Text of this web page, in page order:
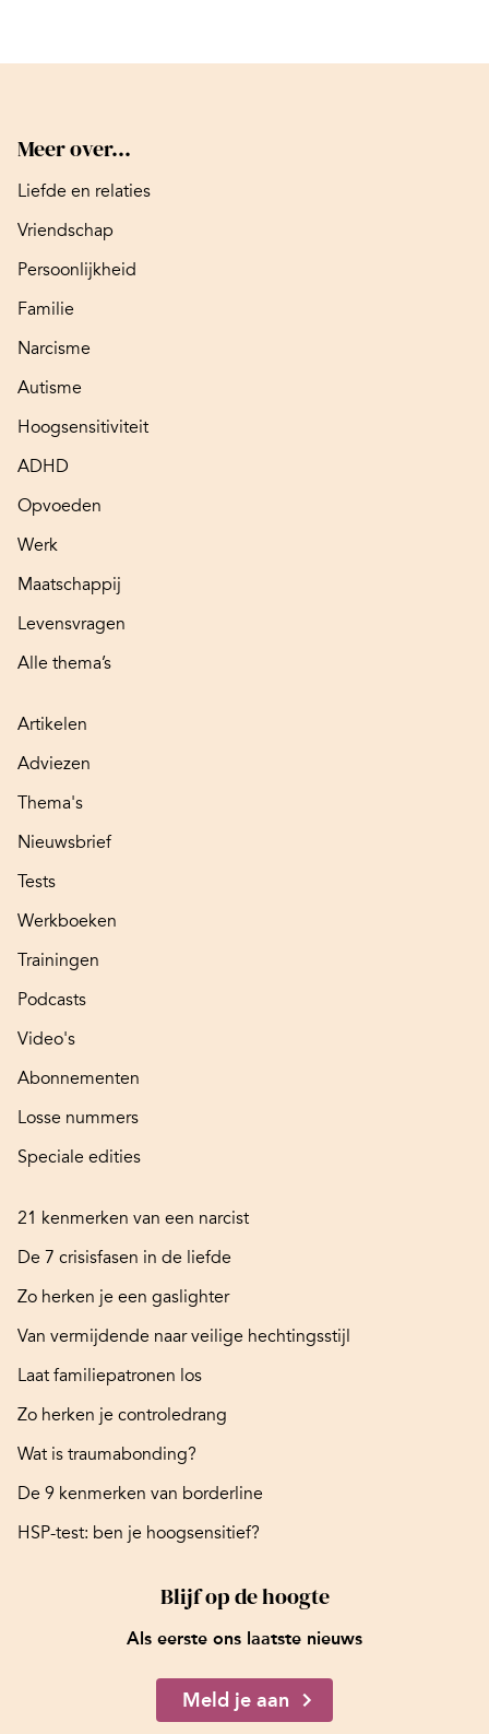
Meer over...
Liefde en relaties
Vriendschap
Persoonlijkheid
Familie
Narcisme
Autisme
Hoogsensitiviteit
ADHD
Opvoeden
Werk
Maatschappij
Levensvragen
Alle thema’s
Artikelen
Adviezen
Thema's
Nieuwsbrief
Tests
Werkboeken
Trainingen
Podcasts
Video's
Abonnementen
Losse nummers
Speciale edities
21 kenmerken van een narcist
De 7 crisisfasen in de liefde
Zo herken je een gaslighter
Van vermijdende naar veilige hechtingsstijl
Laat familiepatronen los
Zo herken je controledrang
Wat is traumabonding?
De 9 kenmerken van borderline
HSP-test: ben je hoogsensitief?
Blijf op de hoogte
Als eerste ons laatste nieuws
Meld je aan